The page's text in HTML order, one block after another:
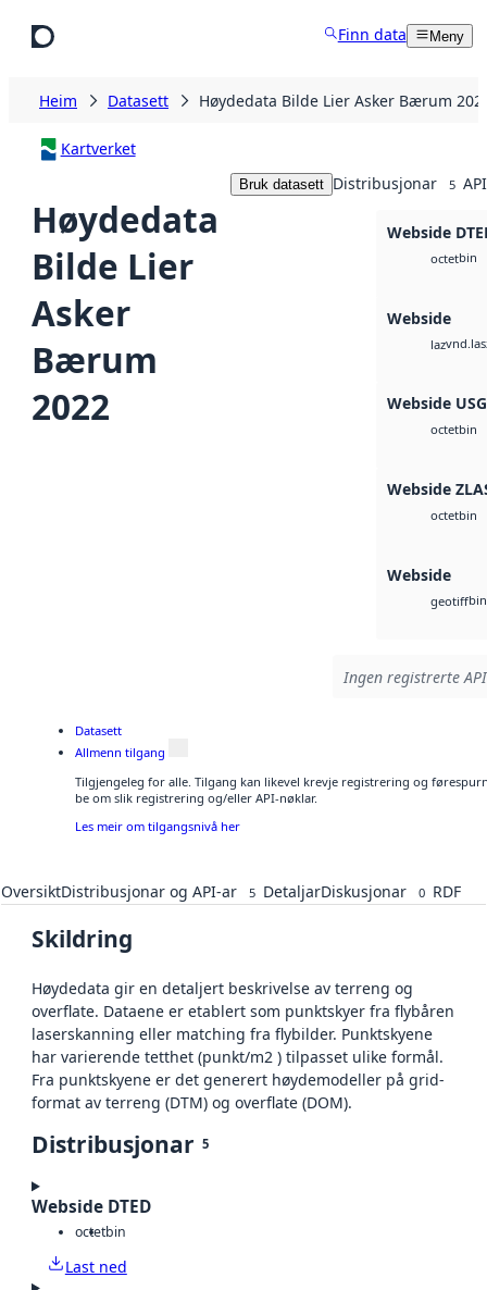
Finn data Meny
Heim Datasett Høydedata Bilde Lier Asker Bærum
Kartverket
Høydedata
Bilde Lier
Asker
Bærum
2022
Bruk datasett Distribusjonar 5
Webside
octetbin
Webside
laz
Webside
octetbin
Webside
octetbin
Webside
geotiffbin
Ingen registrerte
Datasett
Allmenn tilgang
Tilgjengeleg for alle. Tilgang kan likevel krevje registrering og
be om slik registrering og/eller API-nøklar.
Les meir om tilgangsnivå her
OversiktDistribusjonar og API-ar 5 DetaljarDiskusjonar 0 RDF
Skildring
Høydedata gir en detaljert beskrivelse av terreng og
overflate. Dataene er etablert som punktskyer fra flybåren
laserskanning eller matching fra flybilder. Punktskyene
har varierende tetthet (punkt/m2 ) tilpasset ulike formål.
Fra punktskyene er det generert høydemodeller på grid-
format av terreng (DTM) og overflate (DOM).
Distribusjonar 5
Webside DTED
octetbin
Last ned